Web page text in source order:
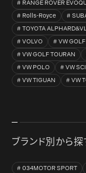
RANGE ROVER
Rolls-Royce
TOYOTA
VOLVO
VW
VW GOLF TOURAN
VW POLO
VW
VW TIGUAN
VW
ブランド別から探
034MOTOR SPORT